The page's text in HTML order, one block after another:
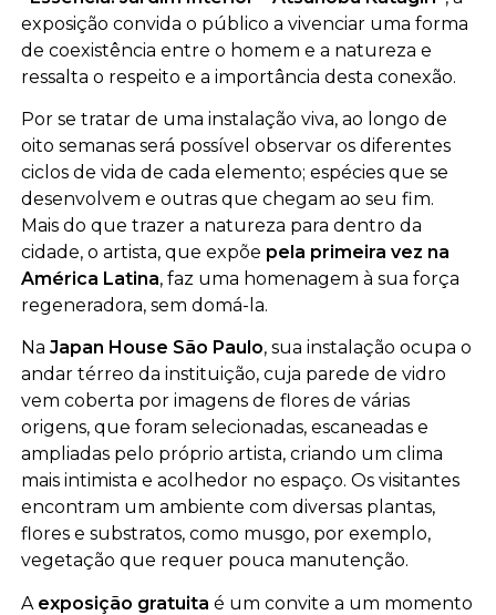
exposição convida o público a vivenciar uma forma
de coexistência entre o homem e a natureza e
ressalta o respeito e a importância desta conexão.
Por se tratar de uma instalação viva, ao longo de
oito semanas será possível observar os diferentes
ciclos de vida de cada elemento; espécies que se
desenvolvem e outras que chegam ao seu fim.
Mais do que trazer a natureza para dentro da
cidade, o artista, que expõe pela primeira vez na
América Latina, faz uma homenagem à sua força
regeneradora, sem domá-la.
Na Japan House São Paulo, sua instalação ocupa o
andar térreo da instituição, cuja parede de vidro
vem coberta por imagens de flores de várias
origens, que foram selecionadas, escaneadas e
ampliadas pelo próprio artista, criando um clima
mais intimista e acolhedor no espaço. Os visitantes
encontram um ambiente com diversas plantas,
flores e substratos, como musgo, por exemplo,
vegetação que requer pouca manutenção.
A exposição gratuita é um convite a um momento